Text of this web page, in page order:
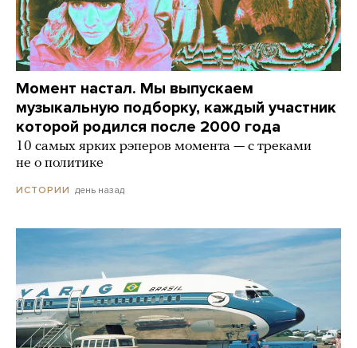
Момент настал. Мы выпускаем
музыкальную подборку, каждый участник
которой родился после 2000 года
10 самых ярких рэперов момента — с треками
не о политике
ИСТОРИИ день назад